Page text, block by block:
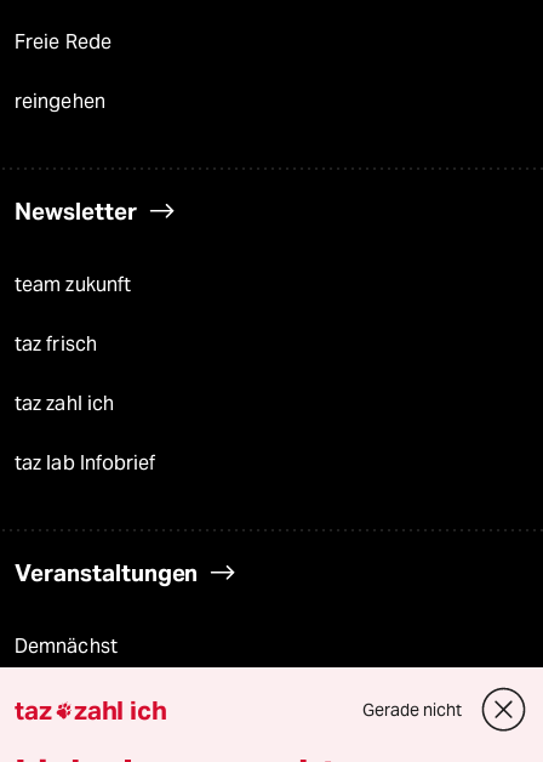
Freie Rede
reingehen
Newsletter
team zukunft
taz frisch
taz zahl ich
taz lab Infobrief
Veranstaltungen
Demnächst
Vor Ort
taz zahl ich Gerade nicht